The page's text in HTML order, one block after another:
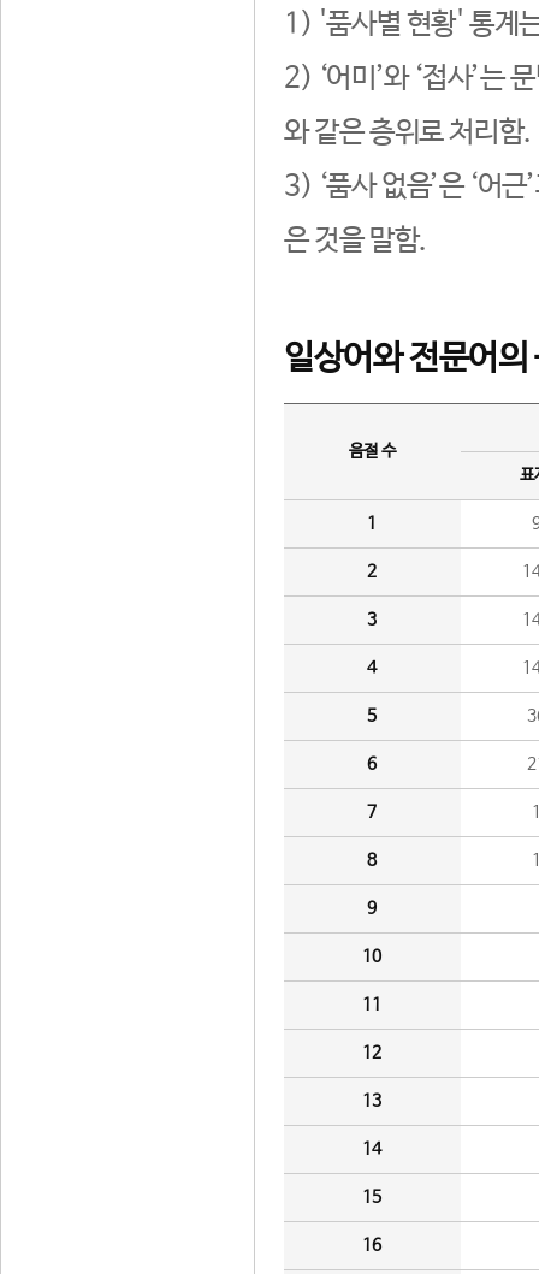
1) '품사별 현황' 통계
2) ‘어미’와 ‘접사’는
와 같은 층위로 처리함.
3) ‘품사 없음’은 ‘어
은 것을 말함.
일상어와 전문어의
음절 수
표
1
2
3
4
5
6
7
8
9
10
11
12
13
14
15
16